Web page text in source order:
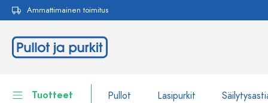
Siirry päänavigointiin
Ammattimainen toimitus
Tuotteet Pullot Lasipurkit